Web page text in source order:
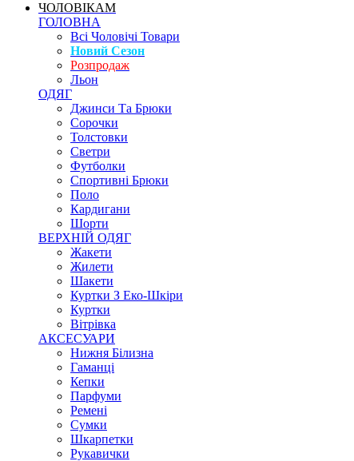
ЧОЛОВІКАМ
ГОЛОВНА
Всі Чоловічі Товари
Новий Сезон
Розпродаж
Льон
ОДЯГ
Джинси Та Брюки
Сорочки
Толстовки
Светри
Футболки
Спортивні Брюки
Поло
Кардигани
Шорти
ВЕРХНІЙ ОДЯГ
Жакети
Жилети
Шакети
Куртки З Еко-Шкіри
Куртки
Вітрівка
АКСЕСУАРИ
Нижня Білизна
Гаманці
Кепки
Парфуми
Ремені
Сумки
Шкарпетки
Рукавички